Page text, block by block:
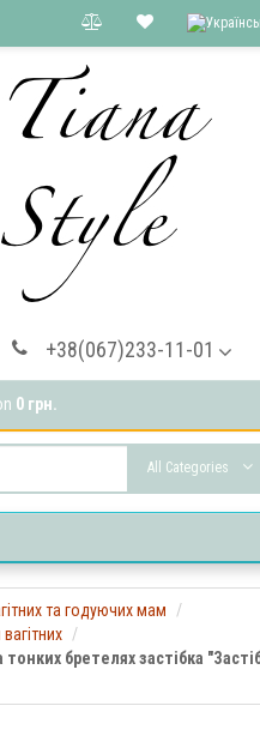
+38(067)233-11-01
0 грн.
All Categories
та годуючих мам
тонких бретелях застібка